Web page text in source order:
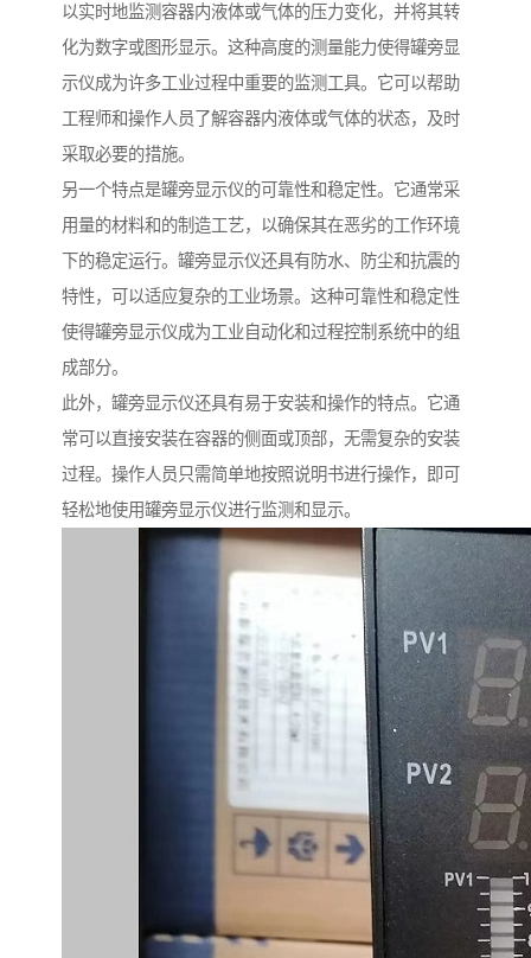
以实时地监测容器内液体或气体的压力变化，并将其转
化为数字或图形显示。这种高度的测量能力使得罐旁显
示仪成为许多工业过程中重要的监测工具。它可以帮助
工程师和操作人员了解容器内液体或气体的状态，及时
采取必要的措施。
另一个特点是罐旁显示仪的可靠性和稳定性。它通常采
用量的材料和的制造工艺，以确保其在恶劣的工作环境
下的稳定运行。罐旁显示仪还具有防水、防尘和抗震的
特性，可以适应复杂的工业场景。这种可靠性和稳定性
使得罐旁显示仪成为工业自动化和过程控制系统中的组
成部分。
此外，罐旁显示仪还具有易于安装和操作的特点。它通
常可以直接安装在容器的侧面或顶部，无需复杂的安装
过程。操作人员只需简单地按照说明书进行操作，即可
轻松地使用罐旁显示仪进行监测和显示。